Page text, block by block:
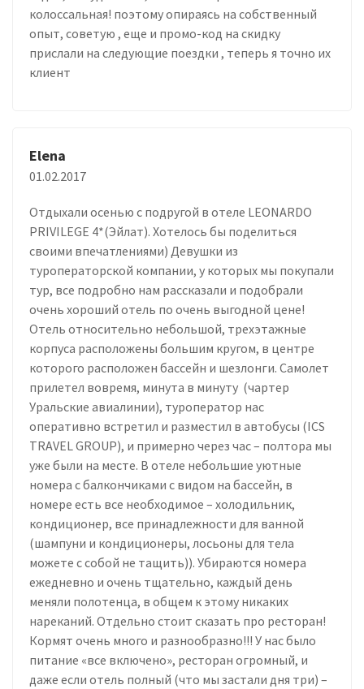
колоссальная! поэтому опираясь на собственный
опыт, советую , еще и промо-код на скидку
прислали на следующие поездки , теперь я точно их
клиент
Elena
01.02.2017
Отдыхали осенью с подругой в отеле LEONARDO
PRIVILEGE 4*(Эйлат). Хотелось бы поделиться
своими впечатлениями) Девушки из
туроператорской компании, у которых мы покупали
тур, все подробно нам рассказали и подобрали
очень хороший отель по очень выгодной цене!
Отель относительно небольшой, трехэтажные
корпуса расположены большим кругом, в центре
которого расположен бассейн и шезлонги. Самолет
прилетел вовремя, минута в минуту (чартер
Уральские авиалинии), туроператор нас
оперативно встретил и разместил в автобусы (ICS
TRAVEL GROUP), и примерно через час – полтора мы
уже были на месте. В отеле небольшие уютные
номера с балкончиками с видом на бассейн, в
номере есть все необходимое – холодильник,
кондиционер, все принадлежности для ванной
(шампуни и кондиционеры, лосьоны для тела
можете с собой не тащить)). Убираются номера
ежедневно и очень тщательно, каждый день
меняли полотенца, в общем к этому никаких
нареканий. Отдельно стоит сказать про ресторан!
Кормят очень много и разнообразно!!! У нас было
питание «все включено», ресторан огромный, и
даже если отель полный (что мы застали дня три) –